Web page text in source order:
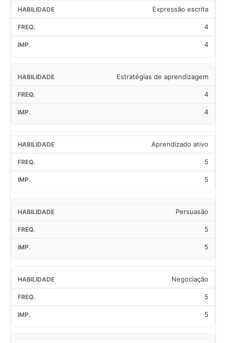
Expressão escrita
4
4
Estratégias de aprendizagem
4
4
Aprendizado ativo
5
5
Persuasão
5
5
Negociação
5
5